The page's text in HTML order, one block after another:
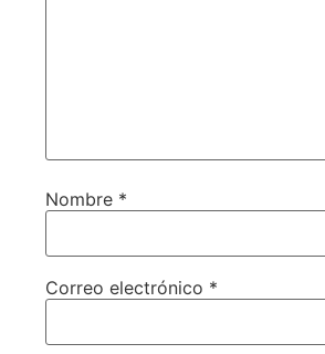
Nombre *
Correo electrónico *